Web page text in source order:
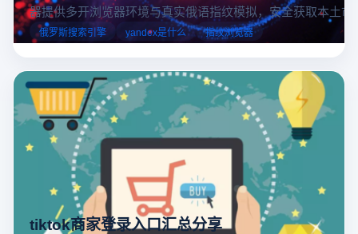
器提供多开浏览器环境与真实俄语指纹模拟，安全获取本土市
据，助力跨境电商精准决策。
俄罗斯搜索引擎 yandex是什么 指纹浏览器
tiktok商家登录入口汇总分享